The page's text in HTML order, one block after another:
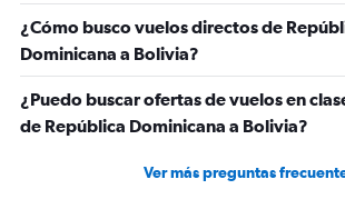
¿Cómo busco vuelos directos de
Dominicana a Bolivia?
¿Puedo buscar ofertas de vuelos en
de República Dominicana a Bolivia?
Ver más preguntas